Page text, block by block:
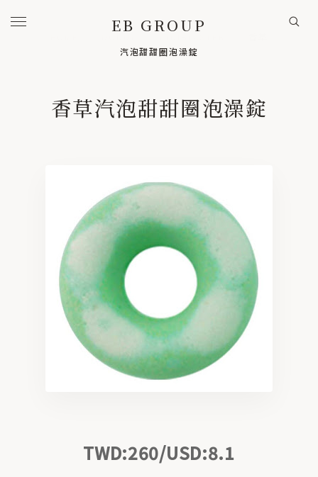
EB GROUP
BRANDS 旗下事業
咿哇精品實業 / 代工
A to Z studio / 設計
COOPERATION / 歷年實績
PRODUCTS
Bath / 療癒泡澡
汽泡甜甜圈泡澡錠
香草汽泡甜甜圈泡澡錠
TWD:260/USD:8.1